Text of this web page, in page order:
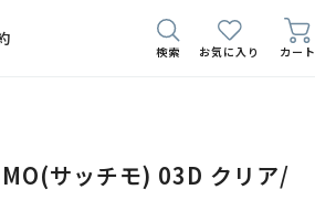
検索 お気に入り カート
サッチモ) 03D クリア/